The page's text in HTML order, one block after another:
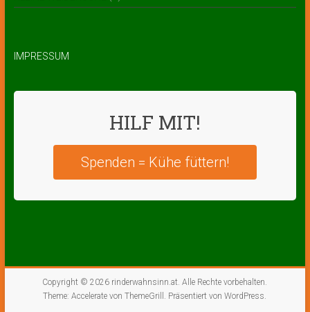
IMPRESSUM
HILF MIT!
Spenden = Kühe füttern!
Copyright © 2026 rinderwahnsinn.at. Alle Rechte vorbehalten.
Theme:Accelerate von ThemeGrill. Präsentiert vonWordPress.